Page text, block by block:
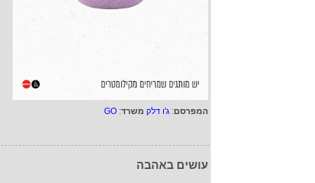
המפרסם: ג'ו דלק משרד:
GO
עושים באהבה